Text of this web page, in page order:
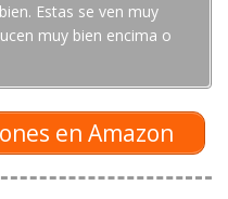
Estas se ven muy
muy bien encima o
en Amazon